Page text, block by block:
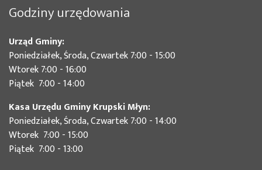
Godziny urzędowania
Urząd Gminy:
Poniedziałek, Środa, Czwartek 7:00 - 15:00
Wtorek 7:00 - 16:00
Piątek 7:00 - 14:00
Kasa Urzędu Gminy Krupski Młyn:
Poniedziałek, Środa, Czwartek 7:00 - 14:00
Wtorek 7:00 - 15:00
Piątek 7:00 - 13:00